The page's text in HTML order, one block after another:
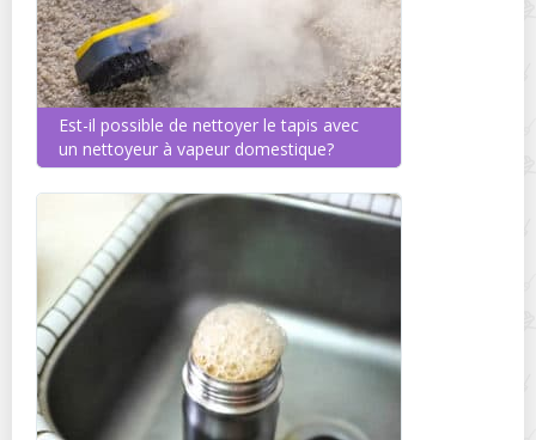
Est-il possible de nettoyer le tapis avec
un nettoyeur à vapeur domestique?